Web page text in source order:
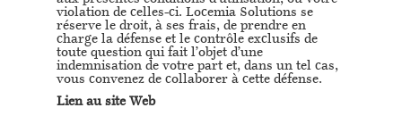
violation de celles-ci. Locemia Solutions se
réserve le droit, à ses frais, de prendre en
charge la défense et le contrôle exclusifs de
toute question qui fait l’objet d’une
indemnisation de votre part et, dans un tel cas,
vous convenez de collaborer à cette défense.
Lien au site Web